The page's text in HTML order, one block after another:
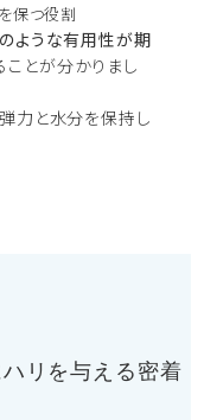
保つ役割
ような有用性が期
とが分かりまし
力と水分を保持し
リを与える密着